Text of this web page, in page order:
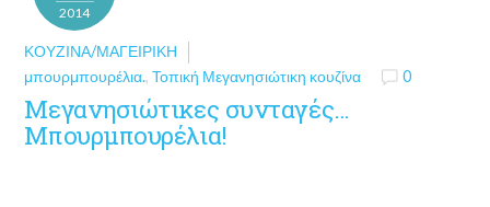
2014
ΚΟΥΖΊΝΑ/ΜΑΓΕΙΡΙΚΉ
μπουρμπουρέλια.,Τοπική Μεγανησιώτικη κουζίνα 0
Mεγανησιώτικες συνταγές…
Μπουρμπουρέλια!